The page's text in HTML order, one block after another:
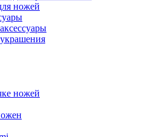
ножей
ножей